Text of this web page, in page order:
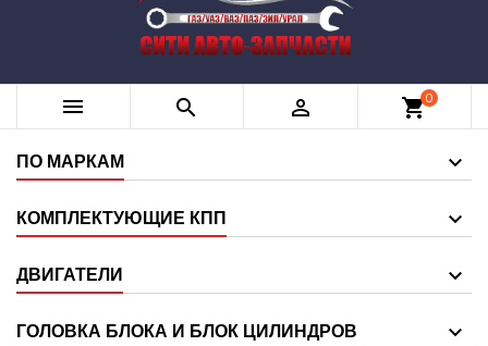
   shopping_cart0
ПО МАРКАМ
КОМПЛЕКТУЮЩИЕ КПП
ДВИГАТЕЛИ
ГОЛОВКА БЛОКА И БЛОК ЦИЛИНДРОВ